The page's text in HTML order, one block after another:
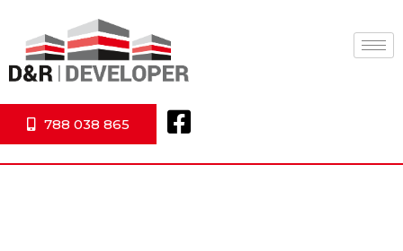
788 038 865